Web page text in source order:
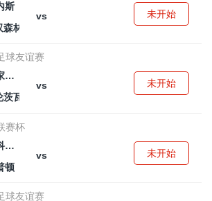
斯
vs
林
未开始
球友谊赛
vs
瓦罗斯
未开始
赛杯
特联
vs
顿
未开始
球友谊赛